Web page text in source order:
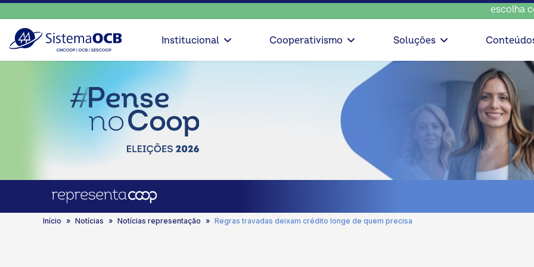
escolha consciente,
Institucional Cooperativismo Soluções
Início Notícias Notícias representação Regras travadas deixam crédito longe de quem precisa